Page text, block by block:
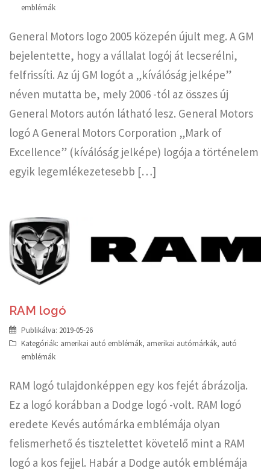
emblémák
General Motors logo 2005 közepén újult meg. A GM
bejelentette, hogy a vállalat logój át lecserélni,
felfrissíti. Az új GM logót a „kíválóság jelképe”
néven mutatta be, mely 2006 -tól az összes új
General Motors autón látható lesz. General Motors
logó A General Motors Corporation „Mark of
Excellence” (kíválóság jelképe) logója a történelem
egyik legemlékezetesebb […]
RAM logó
Publikálva: 2019-05-26
Kategóriák: amerikai autó emblémák, amerikai autómárkák, autó
emblémák
RAM logó tulajdonképpen egy kos fejét ábrázolja.
Ez a logó korábban a Dodge logó -volt. RAM logó
eredete Kevés autómárka emblémája olyan
felismerhető és tisztelettet követelő mint a RAM
logó a kos fejjel. Habár a Dodge autók emblémája